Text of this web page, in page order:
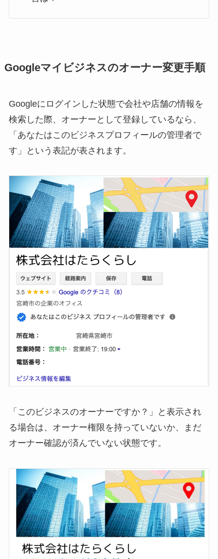
Googleマイビジネスのオーナー変更手順
Googleにログインした状態で会社や店舗の情報を
検索した際、オーナーとして登録しているなら、
「あなたはこのビジネスプロフィールの管理者で
す」という表記が表されます。
「このビジネスのオーナーですか？」と表示され
る場合は、オーナー権限を持っていないか、まだ
オーナー確認が済んでいない状態です。